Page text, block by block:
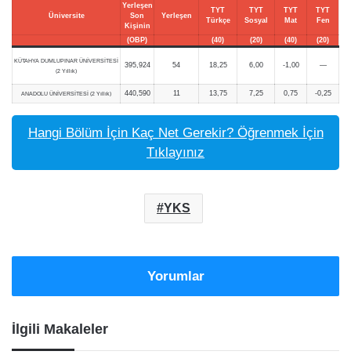
Üniversite
Yerleşen
Son
Kişinin
Yerleşen
TYT
Türkçe
TYT
Sosyal
TYT
Mat
TYT
Fen
(OBP) (40) (20) (40) (20)
KÜTAHYA DUMLUPINAR ÜNİVERSİTESİ
(2 Yıllık)
395,924 54 18,25 6,00 -1,00 —
ANADOLU ÜNİVERSİTESİ (2 Yıllık) 440,590 11 13,75 7,25 0,75 -0,25
Hangi Bölüm İçin Kaç Net Gerekir? Öğrenmek İçin
Tıklayınız
YKS
Yorumlar
İlgili Makaleler